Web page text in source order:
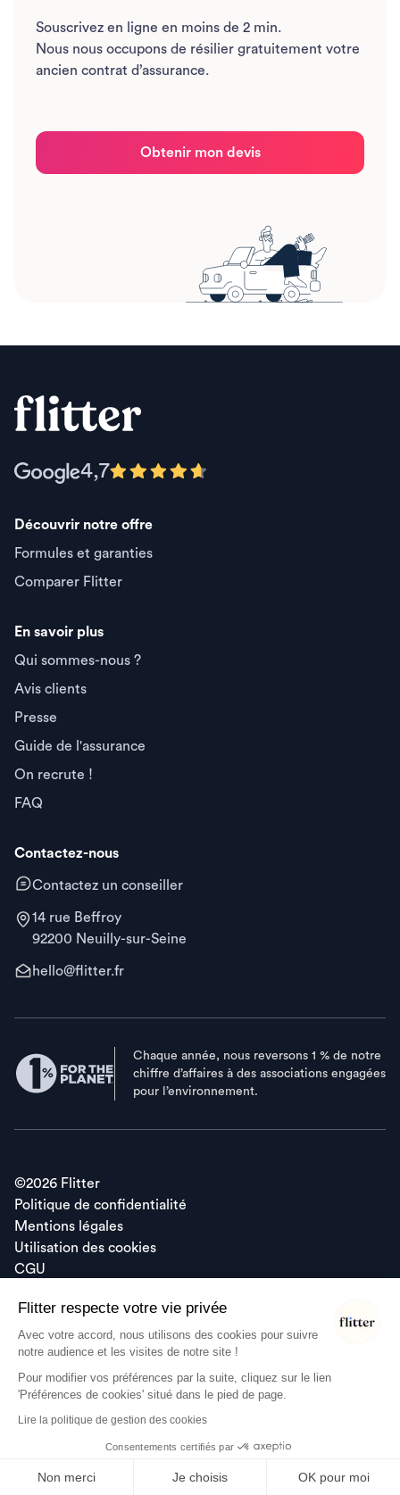
Flitter respecte votre vie privée
Avec votre accord, nous utilisons des cookies pour suivre
notre audience et les visites de notre site !
Pour modifier vos préférences par la suite, cliquez sur le lien
'Préférences de cookies' situé dans le pied de page.
Lire la politique de gestion des cookies
Consentements certifiés par
Non merci Je choisis OK pour moi
Souscrivez en ligne en moins de 2 min.
Nous nous occupons de résilier gratuitement votre
ancien contrat d’assurance.
Obtenir mon devis
4,7
Découvrir notre offre
Formules et garanties
Comparer Flitter
En savoir plus
Qui sommes-nous ?
Avis clients
Presse
Guide de l'assurance
On recrute !
FAQ
Contactez-nous
Contactez un conseiller
14 rue Beffroy
92200 Neuilly-sur-Seine
hello@flitter.fr
Chaque année, nous reversons 1 % de notre
chiffre d’affaires à des associations engagées
pour l’environnement.
©2026 Flitter
Politique de confidentialité
Mentions légales
Utilisation des cookies
CGU
Flitter est une Société par Actions Simplifiée au capital social de
235 825 euros, immatriculée au registre du commerce et des
Flitter est régie par le Code des Assurances et est immatriculée
au Registre ORIAS sous le numéro 20009437.